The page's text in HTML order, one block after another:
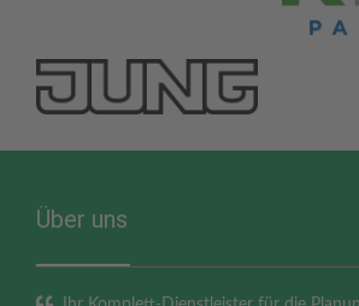
Über uns